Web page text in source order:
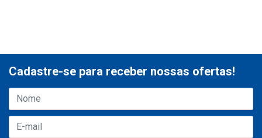
Cadastre-se para receber nossas ofertas!